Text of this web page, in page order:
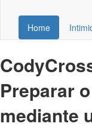
Home
Preparar
mediante